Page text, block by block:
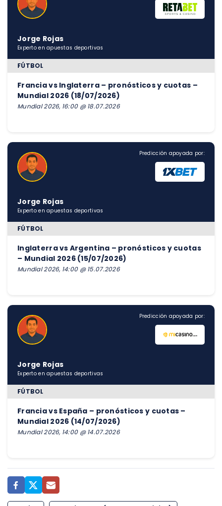
Jorge Rojas
Experto en apuestas deportivas
FÚTBOL
Francia vs Inglaterra – pronósticos y cuotas –
Mundial 2026 (18/07/2026)
Mundial 2026, 16:00 @ 18.07.2026
Predicción apoyada por:
Jorge Rojas
Experto en apuestas deportivas
FÚTBOL
Inglaterra vs Argentina – pronósticos y cuotas
– Mundial 2026 (15/07/2026)
Mundial 2026, 14:00 @ 15.07.2026
Predicción apoyada por:
Jorge Rojas
Experto en apuestas deportivas
FÚTBOL
Francia vs España – pronósticos y cuotas –
Mundial 2026 (14/07/2026)
Mundial 2026, 14:00 @ 14.07.2026